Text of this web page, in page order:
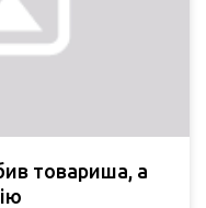
товариша, а